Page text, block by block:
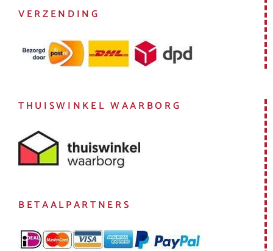
VERZENDING
THUISWINKEL WAARBORG
BETAALPARTNERS